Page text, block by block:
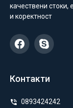
качествени стоки,
и коректност
Контакти
0893424242